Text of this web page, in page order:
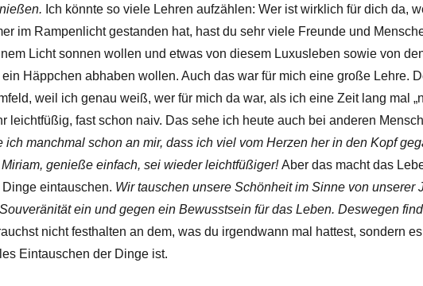
Ich könnte so viele Lehren aufzählen: Wer ist wirklich für dich da,
im Rampenlicht gestanden hat, hast du sehr viele Freunde und
Licht sonnen wollen und etwas von diesem Luxusleben sowie von
Häppchen abhaben wollen. Auch das war für mich eine große Lehre.
weil ich genau weiß, wer für mich da war, als ich eine Zeit lang mal
leichtfüßig, fast schon naiv. Das sehe ich heute auch bei anderen
ich manchmal schon an mir, dass ich viel vom Herzen her in den Kopf
genieße einfach, sei wieder leichtfüßiger!Aber das macht das
eintauschen. Wir tauschen unsere Schönheit im Sinne von unserer
ein und gegen ein Bewusstsein für das Leben. Deswegen
nicht festhalten an dem, was du irgendwann mal hattest, sondern
Eintauschen der Dinge ist.